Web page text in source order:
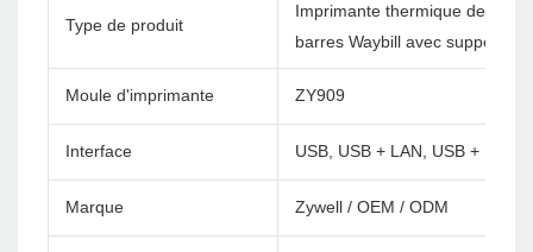
Type de produit
Imprimante thermique de
barres Waybill avec support
Moule d'imprimante ZY909
Interface USB, USB + LAN, USB +
Marque Zywell / OEM / ODM